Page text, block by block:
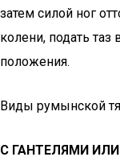
затем силой ног
колени, подать таз
положения.
Виды румынской
С ГАНТЕЛЯМИ